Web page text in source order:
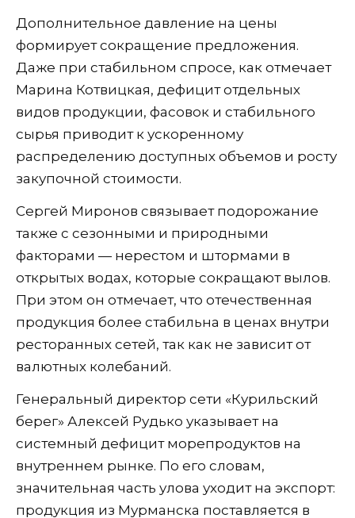
Дополнительное давление на цены
формирует сокращение предложения.
Даже при стабильном спросе, как отмечает
Марина Котвицкая, дефицит отдельных
видов продукции, фасовок и стабильного
сырья приводит к ускоренному
распределению доступных объемов и росту
закупочной стоимости.
Сергей Миронов связывает подорожание
также с сезонными и природными
факторами — нерестом и штормами в
открытых водах, которые сокращают вылов.
При этом он отмечает, что отечественная
продукция более стабильна в ценах внутри
ресторанных сетей, так как не зависит от
валютных колебаний.
Генеральный директор сети «Курильский
берег» Алексей Рудько указывает на
системный дефицит морепродуктов на
внутреннем рынке. По его словам,
значительная часть улова уходит на экспорт:
продукция из Мурманска поставляется в